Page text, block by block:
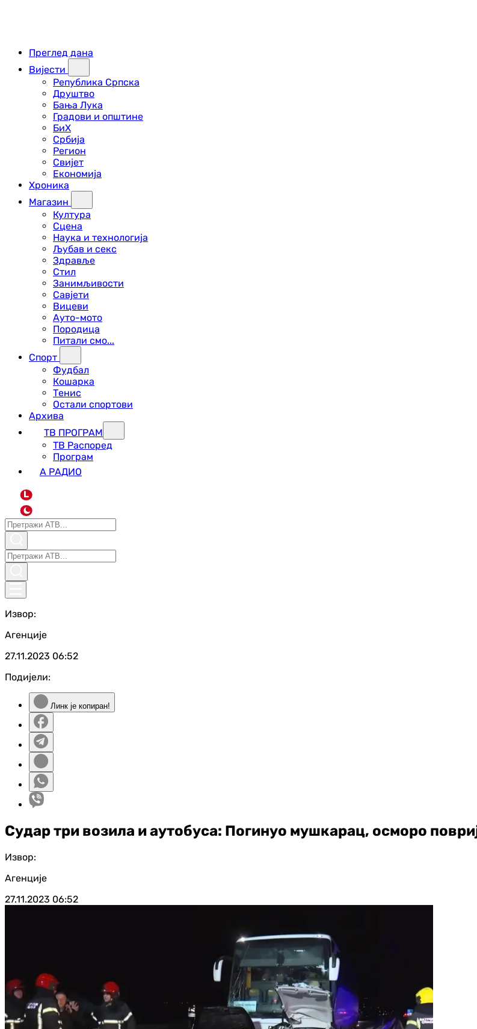
Преглед дана
Вијести
Република Српска
Друштво
Бања Лука
Градови и општине
БиХ
Србија
Регион
Свијет
Економија
Хроника
Магазин
Култура
Сцена
Наука и технологија
Љубав и секс
Здравље
Стил
Занимљивости
Савјети
Вицеви
Ауто-мото
Породица
Питали смо...
Спорт
Фудбал
Кошарка
Тенис
Остали спортови
Архива
ТВ ПРОГРАМ
ТВ Распоред
Програм
А РАДИО
L
Извор:
Агенције
27.11.2023 06:52
Подијели:
Линк је копиран!
Судар три возила и аутобуса: Погинуо мушкарац, осморо
Извор:
Агенције
27.11.2023 06:52